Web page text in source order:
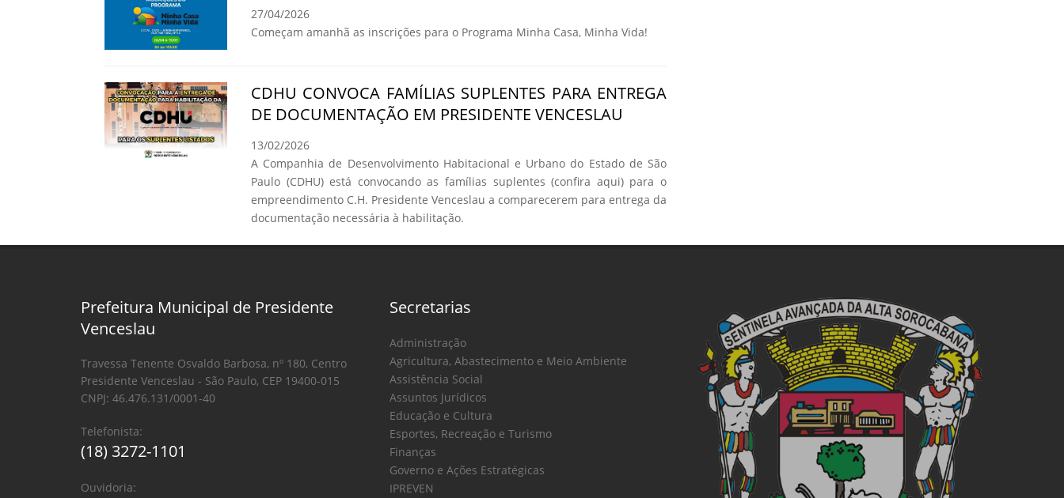
27/04/2026
Começam amanhã as inscrições para o Programa Minha Casa, Minha Vida!
CDHU CONVOCA FAMÍLIAS SUPLENTES PARA ENTREGA
DE DOCUMENTAÇÃO EM PRESIDENTE VENCESLAU
13/02/2026
A Companhia de Desenvolvimento Habitacional e Urbano do Estado de São
Paulo (CDHU) está convocando as famílias suplentes (confira aqui) para o
empreendimento C.H. Presidente Venceslau a comparecerem para entrega da
documentação necessária à habilitação.
Prefeitura Municipal de Presidente
Venceslau
Travessa Tenente Osvaldo Barbosa, nº 180, Centro
Presidente Venceslau - São Paulo, CEP 19400-015
CNPJ: 46.476.131/0001-40
Telefonista:
(18) 3272-1101
Ouvidoria:
Secretarias
Administração
Agricultura, Abastecimento e Meio Ambiente
Assistência Social
Assuntos Jurídicos
Educação e Cultura
Esportes, Recreação e Turismo
Finanças
Governo e Ações Estratégicas
IPREVEN